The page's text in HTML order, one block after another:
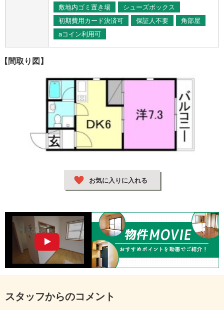
敷地内ゴミ置き場
シューズボックス
初期費用カード決済可
保証人不要
角部屋
aコイン利用可
【間取り図】
お気に入りに入れる
スタッフからのコメント